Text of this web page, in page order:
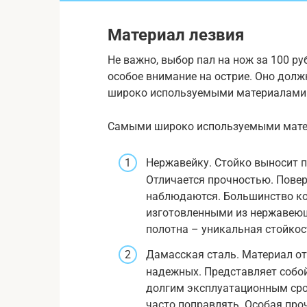
Материал лезвия
Не важно, выбор пал на нож за 100
особое внимание на острие. Оно
широко используемыми материалами
Самыми широко используемыми
Нержавейку. Стойко выносит
Отличается прочностью.
наблюдаются. Большинство
изготовленными из
полотна – уникальная
Дамасская сталь. Материал
надежных. Представляет
долгим эксплуатационным